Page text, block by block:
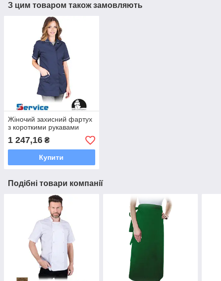
З цим товаром також замовляють
Жіночий захисний фартух
з короткими рукавами
1 247,16 ₴
Купити
Подібні товари компанії